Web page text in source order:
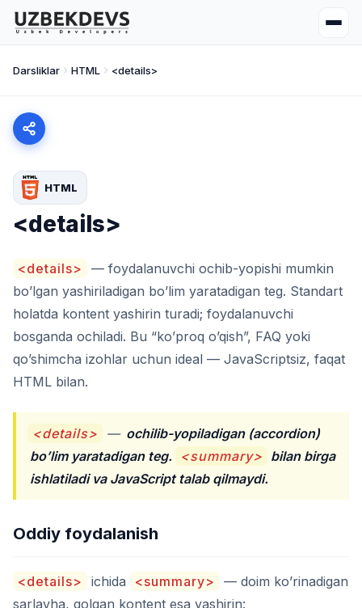
Darsliklar HTML <details>
HTML
<details>
<details>
— foydalanuvchi ochib-yopishi mumkin
bo’lgan yashiriladigan bo’lim yaratadigan teg. Standart
holatda kontent yashirin turadi; foydalanuvchi
bosganda ochiladi. Bu “ko’proq o’qish”, FAQ yoki
qo’shimcha izohlar uchun ideal — JavaScriptsiz, faqat
HTML bilan.
<details> — ochilib-yopiladigan (accordion)
bo’lim yaratadigan teg.
<summary> bilan birga
ishlatiladi va JavaScript talab qilmaydi.
Oddiy foydalanish
<details> ichida <summary>
— doim ko’rinadigan
sarlavha, qolgan kontent esa yashirin: